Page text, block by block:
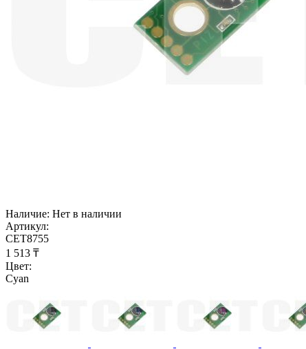
Наличие: Нет в наличии
Артикул:
CET8755
1 513 ₸
Цвет:
Cyan